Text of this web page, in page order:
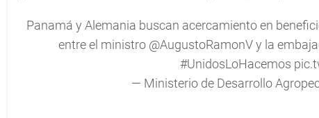
Panamá y Alemania buscan acercamiento en
entre el ministro @AugustoRamonVy la
#UnidosLoHacemos
— Ministerio de Desarrollo